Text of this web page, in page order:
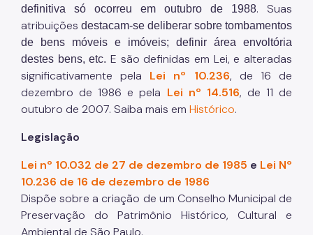
definitiva só ocorreu em outubro de 1988. Suas
atribuições destacam-se deliberar sobre tombamentos
de bens móveis e imóveis; definir área envoltória
destes bens, etc. E são definidas em Lei, e alteradas
significativamente pela Lei nº 10.236, de 16 de
dezembro de 1986 e pela Lei nº 14.516, de 11 de
outubro de 2007. Saiba mais em Histórico.
Legislação
Lei nº 10.032 de 27 de dezembro de 1985 e Lei Nº
10.236 de 16 de dezembro de 1986
Dispõe sobre a criação de um Conselho Municipal de
Preservação do Patrimônio Histórico, Cultural e
Ambiental de São Paulo.